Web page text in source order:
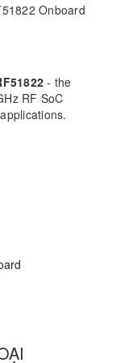
Onboard
- the
RF SoC
rate): 30m
and P0.27
the right side: